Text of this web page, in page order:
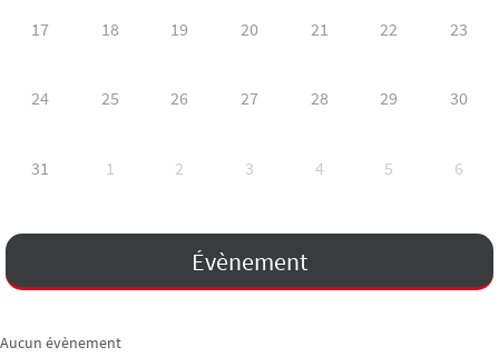
17 18 19 20 21 22 23
24 25 26 27 28 29 30
31 1 2 3 4 5 6
Évènement
Aucun évènement